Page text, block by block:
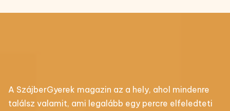
A SzájberGyerek magazin az a hely, ahol mindenre
találsz valamit, ami legalább egy percre elfeledteti